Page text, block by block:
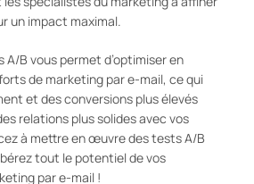
un impact maximal.
A/B vous permet d’optimiser en
de marketing par e-mail, ce qui
et des conversions plus élevés
relations plus solides avec vos
à mettre en œuvre des tests A/B
tout le potentiel de vos
par e-mail !